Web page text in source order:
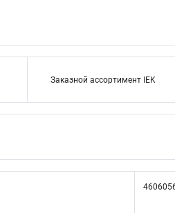
Заказной ассортимент IEK